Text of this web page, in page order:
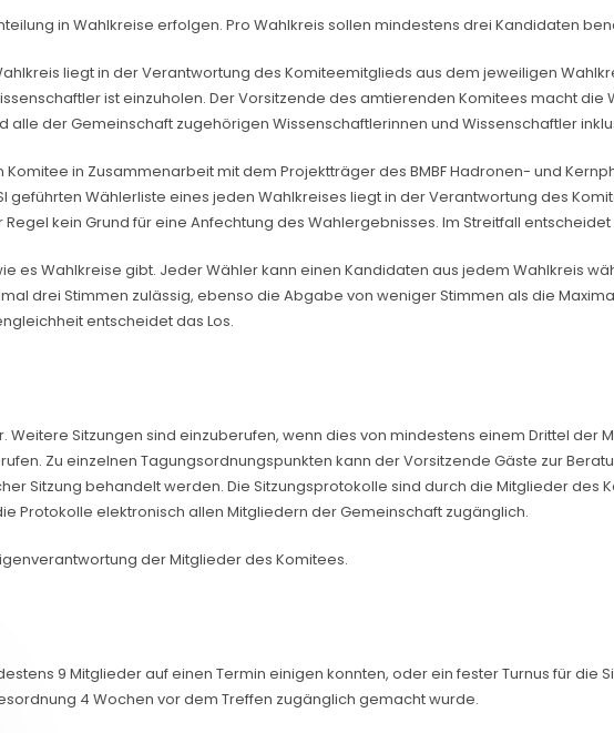
in Wahlkreise erfolgen. Pro Wahlkreis sollen mindestens drei Kandidaten
liegt in der Verantwortung des Komiteemitglieds aus dem jeweiligen
ist einzuholen. Der Vorsitzende des amtierenden Komitees macht die
der Gemeinschaft zugehörigen Wissenschaftlerinnen und Wissenschaftler
in Zusammenarbeit mit dem Projektträger des BMBF Hadronen- und
geführten Wählerliste eines jeden Wahlkreises liegt in der Verantwortung des
Regel kein Grund für eine Anfechtung des Wahlergebnisses. Im Streitfall
es Wahlkreise gibt. Jeder Wähler kann einen Kandidaten aus jedem Wahlkreis
drei Stimmen zulässig, ebenso die Abgabe von weniger Stimmen als die
entscheidet das Los.
Sitzungen sind einzuberufen, wenn dies von mindestens einem Drittel der
Zu einzelnen Tagungsordnungspunkten kann der Vorsitzende Gäste zur
Sitzung behandelt werden. Die Sitzungsprotokolle sind durch die Mitglieder des
Protokolle elektronisch allen Mitgliedern der Gemeinschaft zugänglich.
der Mitglieder des Komitees.
9 Mitglieder auf einen Termin einigen konnten, oder ein fester Turnus für die
4 Wochen vor dem Treffen zugänglich gemacht wurde.